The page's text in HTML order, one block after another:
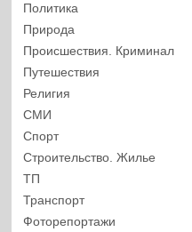
Политика
Природа
Происшествия. Криминал
Путешествия
Религия
СМИ
Спорт
Строительство. Жилье
ТП
Транспорт
Фоторепортажи